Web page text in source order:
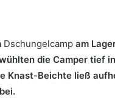
Dschungelcamp am
die Camper tief
Knast-Beichte ließ